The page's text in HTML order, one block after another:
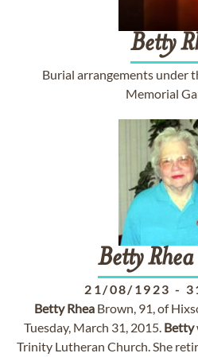
Betty
Burial arrangements under
Memorial
Betty Rhea
21/08/1923 -
Betty Rhea Brown, 91, of
Tuesday, March 31, 2015. Betty
Trinity Lutheran Church. She